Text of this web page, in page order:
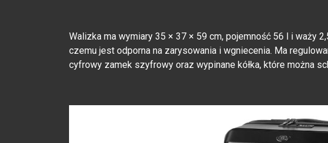
Walizka ma wymiary 35 × 37 × 59 cm, pojemność 56 l i waży
czemu jest odporna na zarysowania i wgniecenia. Ma
cyfrowy zamek szyfrowy oraz wypinane kółka, które można